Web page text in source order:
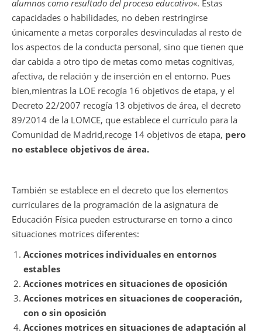
alumnos como resultado del proceso educativo«. Estas
capacidades o habilidades, no deben restringirse
únicamente a metas corporales desvinculadas al resto de
los aspectos de la conducta personal, sino que tienen que
dar cabida a otro tipo de metas como metas cognitivas,
afectiva, de relación y de inserción en el entorno. Pues
bien,mientras la LOE recogía 16 objetivos de etapa, y el
Decreto 22/2007 recogía 13 objetivos de área, el decreto
89/2014 de la LOMCE, que establece el currículo para la
Comunidad de Madrid,recoge 14 objetivos de etapa, pero
no establece objetivos de área.
También se establece en el decreto que los elementos
curriculares de la programación de la asignatura de
Educación Física pueden estructurarse en torno a cinco
situaciones motrices diferentes:
Acciones motrices individuales en entornos
estables
Acciones motrices en situaciones de oposición
Acciones motrices en situaciones de cooperación,
con o sin oposición
Acciones motrices en situaciones de adaptación al